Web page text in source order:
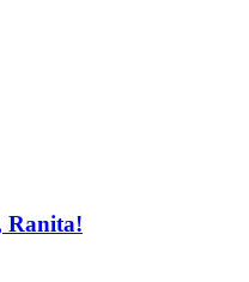
Ranita!